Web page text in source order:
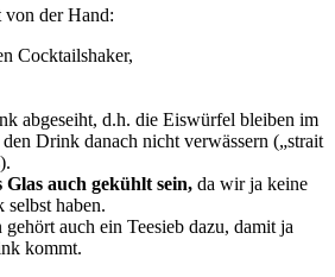
der Hand:
Cocktailshaker,
abgeseiht, d.h. die Eiswürfel bleiben im
den Drink danach nicht verwässern („strait
Glas auch gekühlt sein, da wir ja keine
haben.
auch ein Teesieb dazu, damit ja
kommt.